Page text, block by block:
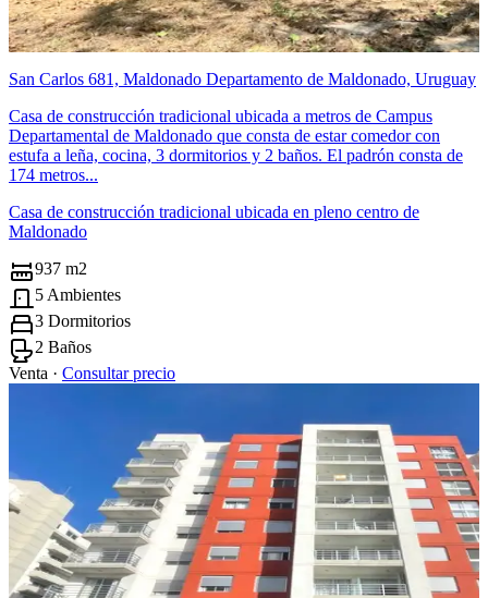
San Carlos 681, Maldonado Departamento de Maldonado, Uruguay
Casa de construcción tradicional ubicada a metros de Campus
Departamental de Maldonado que consta de estar comedor con
estufa a leña, cocina, 3 dormitorios y 2 baños. El padrón consta de
174 metros...
Casa de construcción tradicional ubicada en pleno centro de
Maldonado
937 m2
5 Ambientes
3 Dormitorios
2 Baños
Venta · Consultar precio